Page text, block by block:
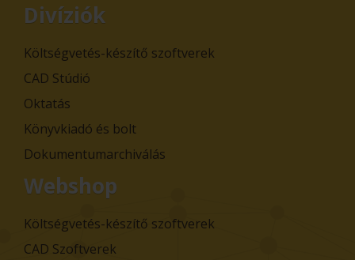
Divíziók
Költségvetés-készítő szoftverek
CAD Stúdió
Oktatás
Könyvkiadó és bolt
Dokumentumarchiválás
Webshop
Költségvetés-készítő szoftverek
CAD Szoftverek